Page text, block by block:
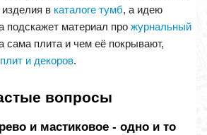
изделия в каталоге тумб, а идею
подскажет материал про журнальный
сама плита и чем её покрывают,
и декоров.
вопросы
и мастиковое - одно и то